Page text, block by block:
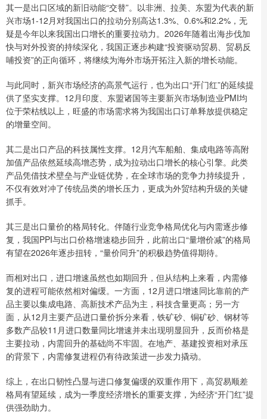
其一是出口区域的新旧动能“交替”。以非洲、拉美、东盟为代表的新
兴市场1-12月对我国出口的拉动分别高达1.3%、0.6%和2.2%，无
疑是今年以来我国出口增长的重要拉动力。2026年随着出海步伐加
快与对外投资的持续深化，我国正逐步构建“投资驱动贸易、贸易反
哺投资”的正向循环，将继续为海外市场开拓注入新的增长动能。
与此同时，新兴市场经济的高景气运行，也为出口“开门红”的延续提
供了坚实支撑。12月印度、东盟诸国等主要新兴市场制造业PMI均
位于荣枯线以上，旺盛的市场需求将为我国出口订单释放提供稳定
的增量空间。
其二是出口产品的科技属性支撑。12月汽车船舶、集成电路等高附
加值产品依然延续高增态势，成为拉动出口增长的核心引擎。此类
产品凭借技术壁垒与产业链优势，在全球市场的竞争力持续提升，
不仅有效对冲了传统品类的增长压力，更成为外贸结构升级的关键
抓手。
其三是出口量价的格局转化。伴随行业竞争格局优化与内需逐步修
复，我国PPI与出口价格增速稳步回升，此前出口“量增价减”的格局
有望在2026年逐步扭转，“量价同升”的积极趋势值得期待。
而相对出口，进口增速虽然也如期回升，但从结构上来看，内需修
复的进程可能依然相对偏缓。一方面，12月进口增速同比靠前的产
品主要以集成电路、高新技术产品为主，科技含量更高；另一方
面，从12月主要产品进口量价拆分来看，铁矿砂、铜矿砂、钢材等
多数产品较11月进口数量同比增速并未出现明显回升，反而价格是
主要拉动，内需回升的基础尚不牢固。在地产、基建投资相对承压
的背景下，内需修复进程仍有待政策进一步发力撬动。
综上，在出口韧性凸显与进口修复偏缓的双重作用下，高贸易顺差
格局有望延续，成为一季度经济增长的重要支撑，为经济“开门红”提
供强劲助力。